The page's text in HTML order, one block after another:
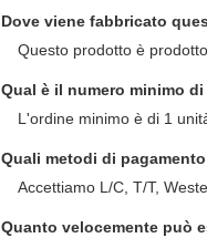
Dove viene fabbricato
Questo prodotto è
Qual è il numero minimo
L'ordine minimo è di 1
Quali metodi di
Accettiamo L/C, T/T,
Quanto velocemente può